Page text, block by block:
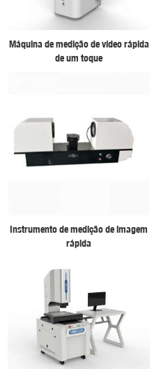
Máquina de medição de vídeo rápida
de um toque
Instrumento de medição de imagem
rápida